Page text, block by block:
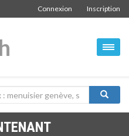
Inscription
Connexion